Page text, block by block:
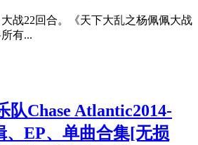
战22回合。《天下大乱之杨佩佩大战
有...
队Chase Atlantic2014-
、EP、单曲合集[无损